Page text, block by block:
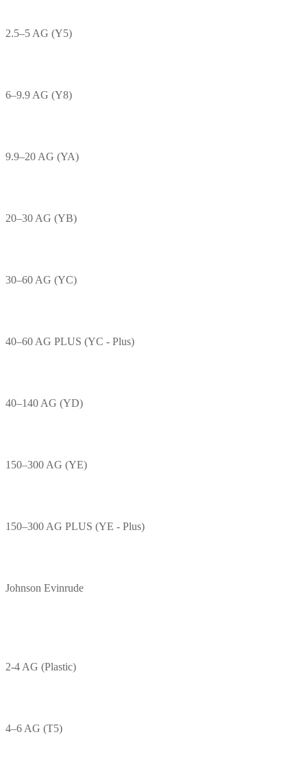
2.5–5 AG (Y5)
6–9.9 AG (Y8)
9.9–20 AG (YA)
20–30 AG (YB)
30–60 AG (YC)
40–60 AG PLUS (YC - Plus)
40–140 AG (YD)
150–300 AG (YE)
150–300 AG PLUS (YE - Plus)
Johnson Evinrude
2-4 AG (Plastic)
4–6 AG (T5)